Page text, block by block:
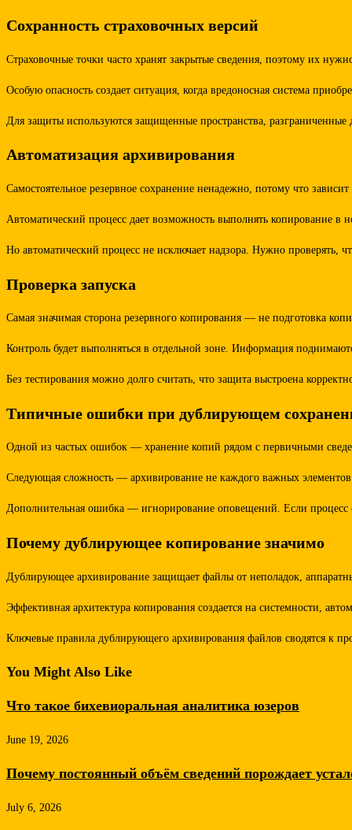
Сохранность страховочных версий
Страховочные точки часто хранят закрытые сведения, поэтому их
Особую опасность создает ситуация, когда вредоносная система
Для защиты используются защищенные пространства,
Автоматизация архивирования
Самостоятельное резервное сохранение ненадежно, потому что
Автоматический процесс дает возможность выполнять копирование в
Но автоматический процесс не исключает надзора. Нужно проверять,
Проверка запуска
Самая значимая сторона резервного копирования — не подготовка
Контроль будет выполняться в отдельной зоне. Информация
Без тестирования можно долго считать, что защита выстроена
Типичные ошибки при дублирующем
Одной из частых ошибок — хранение копий рядом с первичными
Следующая сложность — архивирование не каждого важных
Дополнительная ошибка — игнорирование оповещений. Если процесс
Почему дублирующее копирование значимо
Дублирующее архивирование защищает файлы от неполадок,
Эффективная архитектура копирования создается на системности,
Ключевые правила дублирующего архивирования файлов сводятся к
You Might Also Like
Что такое бихевиоральная аналитика юзеров
June 19, 2026
Почему постоянный объём сведений порождает
July 6, 2026